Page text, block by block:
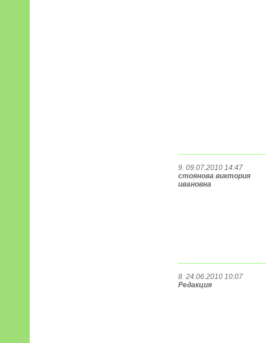
9. 09.07.2010 14:47
стоянова виктория
ивановна
8. 24.06.2010 10:07
Редакция